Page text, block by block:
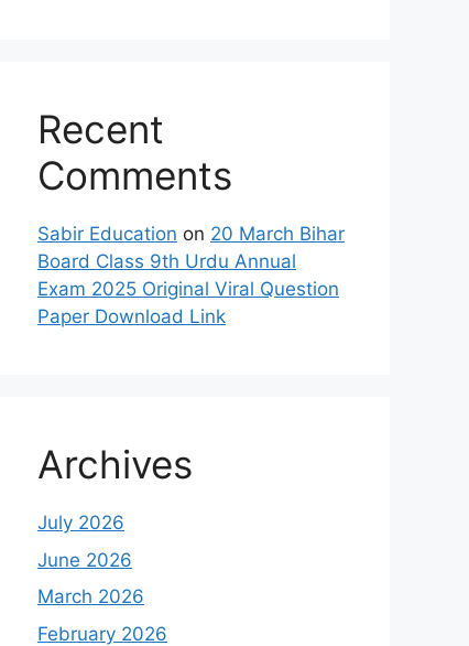
Recent
Comments
Sabir Education on 20 March Bihar
Board Class 9th Urdu Annual
Exam 2025 Original Viral Question
Paper Download Link
Archives
July 2026
June 2026
March 2026
February 2026